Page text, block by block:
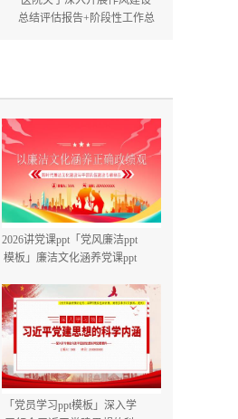
总结评估报告+阶段性工作总
2026讲党课ppt「党风廉洁ppt
模板」廉洁文化涵养党课ppt
「党员学习ppt模板」深入学